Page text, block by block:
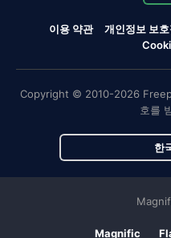
이용 약관 개인정보 보
Copyright © 2010-2026
호를
한
Magnific